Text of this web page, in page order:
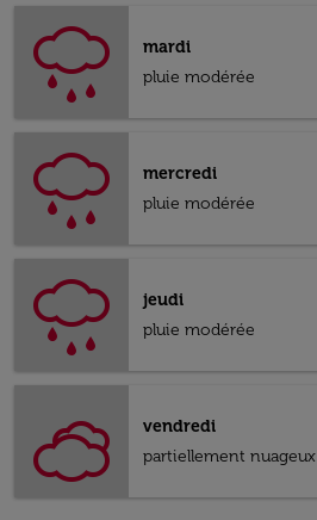
mardi
pluie modérée
mercredi
pluie modérée
jeudi
pluie modérée
vendredi
partiellement nuageux